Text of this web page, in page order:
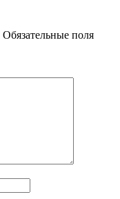
Обязательные поля